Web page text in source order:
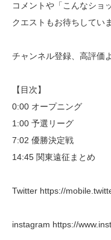
コメントや「こんなショ
クエストもお待ちしてい
チャンネル登録、高評価
【目次】
0:00 オープニング
1:00 予選リーグ
7:02 優勝決定戦
14:45 関東遠征まとめ
Twitter https://
instagram https://